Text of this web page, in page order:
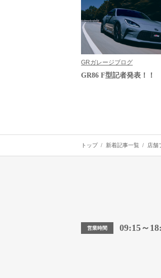
GRガレージブログ
GR86 F型記者発表！！
トップ 新着記事一覧 店舗
営業時間 09:15～